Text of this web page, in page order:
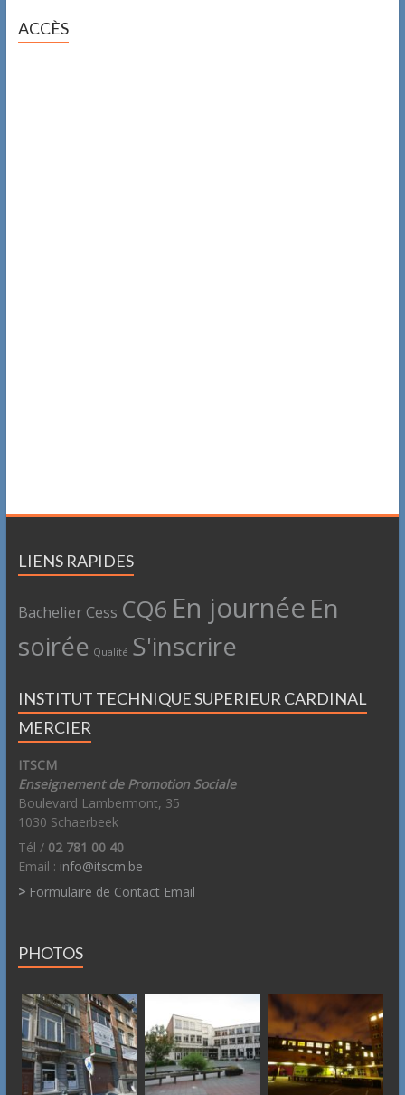
ACCÈS
LIENS RAPIDES
Bachelier Cess CQ6 En journée En
soirée Qualité S'inscrire
INSTITUT TECHNIQUE SUPERIEUR CARDINAL
MERCIER
ITSCM
Enseignement de Promotion Sociale
Boulevard Lambermont, 35
1030 Schaerbeek
Tél / 02 781 00 40
Email : info@itscm.be
>Formulaire de Contact Email
PHOTOS